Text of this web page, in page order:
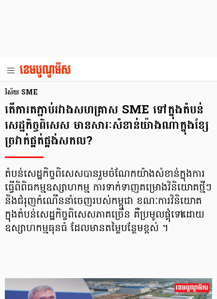
វិស័យ SME
តើការតភ្ជាប់រវាងសហគ្រាស SME ទៅក្នុងតំបន់
សេដ្ឋកិច្ចពិសេស មានសារៈសំខាន់យ៉ាងណាក្នុងខ្សែ
ច្រវាក់ផ្គត់ផ្គង់សកល?
តំបន់សេដ្ឋកិច្ចពិសេសបានរួមចំណែកយ៉ាងសំខាន់ក្នុងការ
ធ្វើពិពិធកម្មឧស្សាហកម្ម ការទាក់ទាញគម្រោងវិនិយោគថ្មីៗ
និងជំរុញកំណើននាំចេញរបស់កម្ពុជា ខណៈការវិនិយោគ
ក្នុងតំបន់សេដ្ឋកិច្ចពិសេសភាគច្រើន គឺប្រមូលផ្តុំទៅដោយ
ឧស្សាហកម្មធុនធំ ដែលមានតម្លៃបន្ថែមខ្ពស់ ។